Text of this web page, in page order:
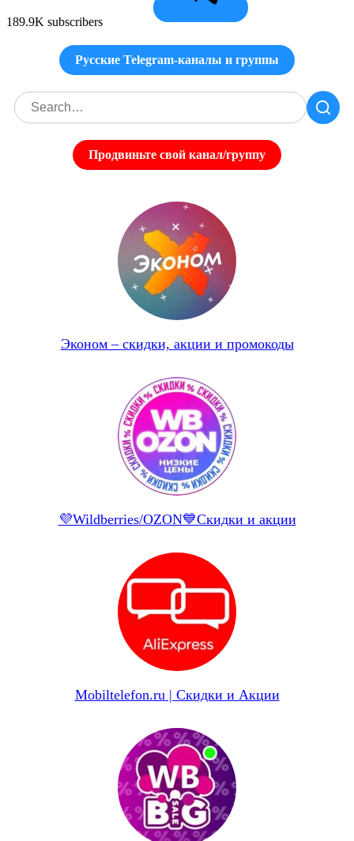
189.9K subscribers
Русские Telegram-каналы и группы
Продвиньте свой канал/группу
Эконом – скидки, акции и промокоды
💜Wildberries/OZON💙Скидки и акции
Mobiltelefon.ru | Скидки и Акции